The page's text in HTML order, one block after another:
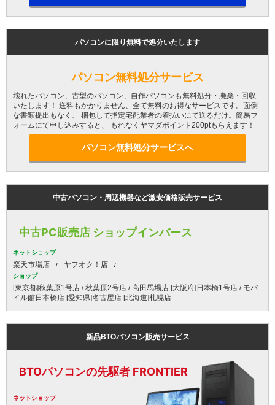
パソコンに限り無料で処分いたします
パソコン無料処分サービス
壊れたパソコン、古型のパソコン、自作パソコンも無料処分・廃棄・回収
いたします！ 送料もかかりません、全て無料のお得なサービスです。面倒
な書類提出もなく、 梱包して指定宅配業者の着払いにて送るだけ。簡易フ
ォームにて申し込みすると、 もれなくヤマダポイント200ptもらえます！
パソコン無料処分サービスへ
中古パソコン・周辺機器など激安価格販売サービス
中古PC販売店 ショップインバース
ネットショップ
楽天市場店 ヤフオク！店
ショップ
[東京都]秋葉原1号店 / 秋葉原2号店 / 高田馬場店 [大阪府]日本橋1号店 / モバ
イル館日本橋店 [愛知県]名古屋店 [北海道]札幌店
新品BTOパソコン販売サービス
BTOパソコンの先駆者 FRONTIER
ネットショップ